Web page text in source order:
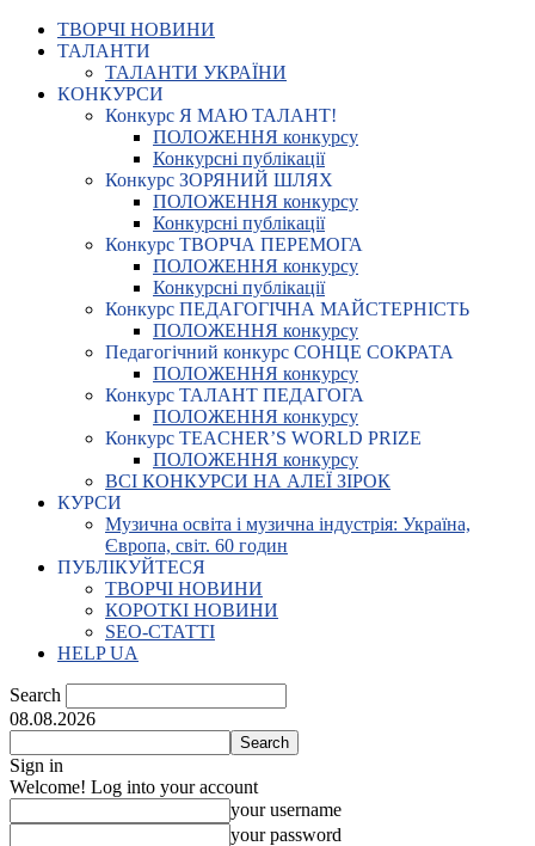
ТВОРЧІ НОВИНИ
ТАЛАНТИ
ТАЛАНТИ УКРАЇНИ
КОНКУРСИ
Конкурс Я МАЮ ТАЛАНТ!
ПОЛОЖЕННЯ конкурсу
Конкурсні публікації
Конкурс ЗОРЯНИЙ ШЛЯХ
ПОЛОЖЕННЯ конкурсу
Конкурсні публікації
Конкурс ТВОРЧА ПЕРЕМОГА
ПОЛОЖЕННЯ конкурсу
Конкурсні публікації
Конкурс ПЕДАГОГІЧНА МАЙСТЕРНІСТЬ
ПОЛОЖЕННЯ конкурсу
Педагогічний конкурс СОНЦЕ СОКРАТА
ПОЛОЖЕННЯ конкурсу
Конкурс ТАЛАНТ ПЕДАГОГА
ПОЛОЖЕННЯ конкурсу
Конкурс TEACHER’S WORLD PRIZE
ПОЛОЖЕННЯ конкурсу
ВСІ КОНКУРСИ НА АЛЕЇ ЗІРОК
КУРСИ
Музична освіта і музична індустрія: Україна,
Європа, світ. 60 годин
ПУБЛІКУЙТЕСЯ
ТВОРЧІ НОВИНИ
КОРОТКІ НОВИНИ
SEO-СТАТТІ
HELP UA
Search
08.08.2026
Sign in
Welcome! Log into your account
your username
your password